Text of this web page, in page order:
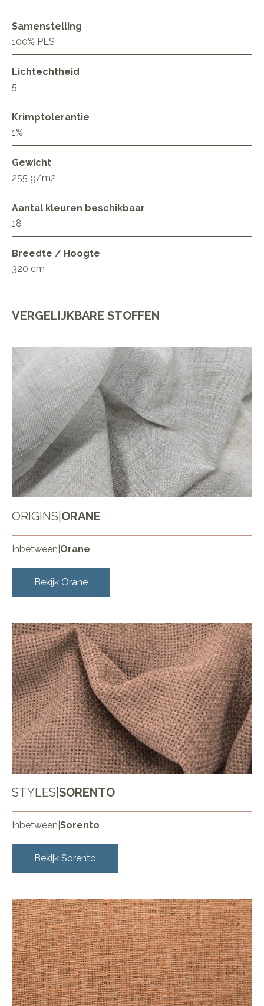
Samenstelling
100% PES
Lichtechtheid
5
Krimptolerantie
1%
Gewicht
255 g/m2
Aantal kleuren beschikbaar
18
Breedte / Hoogte
320 cm
VERGELIJKBARE STOFFEN
ORIGINS ORANE
Inbetween Orane
Bekijk Orane
STYLES SORENTO
Inbetween Sorento
Bekijk Sorento